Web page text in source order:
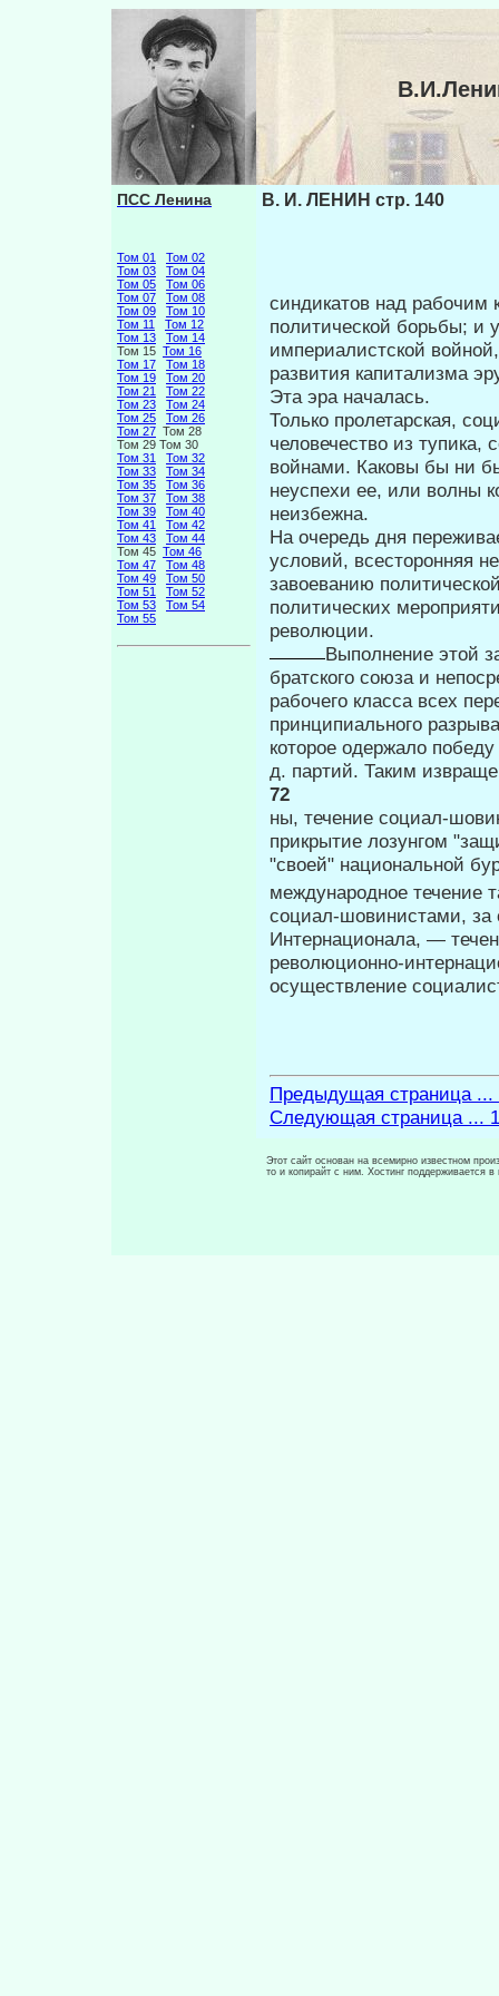
ПСС Ленина
Том 01
Том 02
Том 03
Том 04
Том 05
Том 06
Том 07
Том 08
Том 09
Том 10
Том 11
Том 12
Том 13
Том 14
Том 15 Том 16
Том 17
Том 18
Том 19
Том 20
Том 21
Том 22
Том 23
Том 24
Том 25
Том 26
Том 27 Том 28
Том 29 Том 30
Том 31
Том 32
Том 33
Том 34
Том 35
Том 36
Том 37
Том 38
Том 39
Том 40
Том 41
Том 42
Том 43
Том 44
Том 45 Том 46
Том 47
Том 48
Том 49
Том 50
Том 51
Том 52
Том 53
Том 54
Том 55
В. И. ЛЕНИН стр. 140
синдикатов над рабочим
поли­тической борьбы; и
империалист­ской
развития капитализма
Эта эра началась.
Только пролетарская,
человечество из
войнами. Каковы бы ни
неуспехи ее, или волны
неизбежна.
На очередь дня
условий, всесторонняя
завоеванию
политических
революции.
Выполнение этой
братского союза и
рабочего класса всех
принципиального
которое одержало
д. партий. Таким
72
ны, течение социал-
прикрытие лозунгом
"своей" национальной
международное течение
социал-шовинистами, за
Интернационала, —
революционно-
осуществление
Предыдущая страница ...
Следующая страница ...
Этот сайт основан на всемирно известном
то и копирайт с ним. Хостинг поддерживается